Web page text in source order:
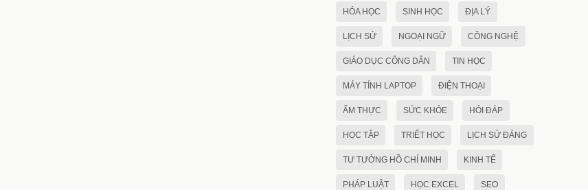
HÓA HỌC SINH HỌC ĐỊA LÝ
LỊCH SỬ NGOẠI NGỮ CÔNG NGHỆ
GIÁO DỤC CÔNG DÂN TIN HỌC
MÁY TÍNH LAPTOP ĐIỆN THOẠI
ẨM THỰC SỨC KHỎE HỎI ĐÁP
HỌC TẬP TRIẾT HỌC LỊCH SỬ ĐẢNG
TƯ TƯỞNG HỒ CHÍ MINH KINH TẾ
PHÁP LUẬT HỌC EXCEL SEO